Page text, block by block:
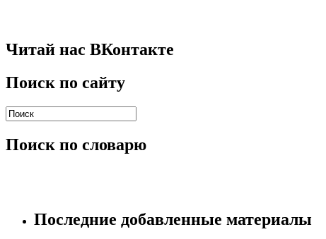
Читай нас ВКонтакте
Поиск по сайту
Поиск по словарю
Последние добавленные материалы